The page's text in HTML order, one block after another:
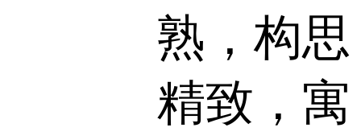
熟，构思
精致，寓